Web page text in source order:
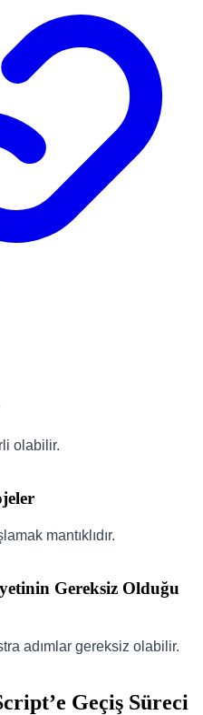
olabilir.
mantıklıdır.
Gereksiz Olduğu
adımlar gereksiz olabilir.
Geçiş Süreci